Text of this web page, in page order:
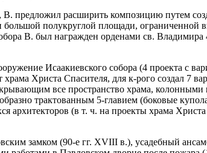
В. предложил расширить композицию путем
полукруглой площади, ограниченной
В. был награжден орденами св.
Исаакиевского собора (4 проекта с
храма Христа Спасителя, для к-рого создал 7
все пространство храма, колонными
трактованным 5-главием (боковые
(в т. ч. на проекты храма
замком (90-е гг. XVIII в.), усадебный